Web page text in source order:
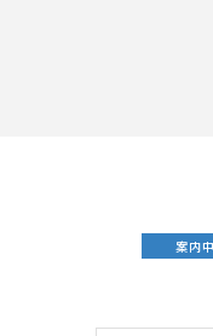
案内中